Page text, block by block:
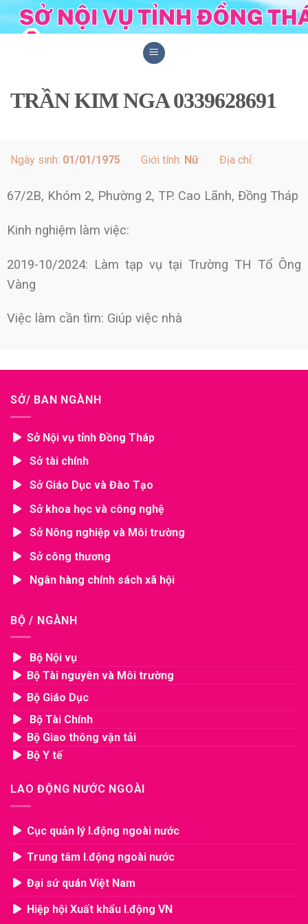
Skip
to
TRẦN KIM NGA 0339628691
Ngày sinh: 01/01/1975 Giới tính: Nữ Địa chỉ:
67/2B, Khóm 2, Phường 2, TP. Cao Lãnh, Đồng Tháp
Kinh nghiệm làm việc:
2019-10/2024: Làm tạp vụ tại Trường TH Tổ Ông
Vàng
Việc làm cần tìm: Giúp việc nhà
SỞ/ BAN NGÀNH
Sở Nội vụ tỉnh Đồng Tháp
Sở tài chính
Sở Giáo Dục và Đào Tạo
Sở khoa học và công nghệ
Sở Nông nghiệp và Môi trường
Sở công thương
Ngân hàng chính sách xã hội
BỘ / NGÀNH
Bộ Nội vụ
Bộ Tài nguyên và Môi trường
Bộ Giáo Dục
Bộ Tài Chính
Bộ Giao thông vận tải
Bộ Y tế
LAO ĐỘNG NƯỚC NGOÀI
Cục quản lý l.động ngoài nước
Trung tâm l.động ngoài nước
Đại sứ quán Việt Nam
Hiệp hội Xuất khẩu l.động VN